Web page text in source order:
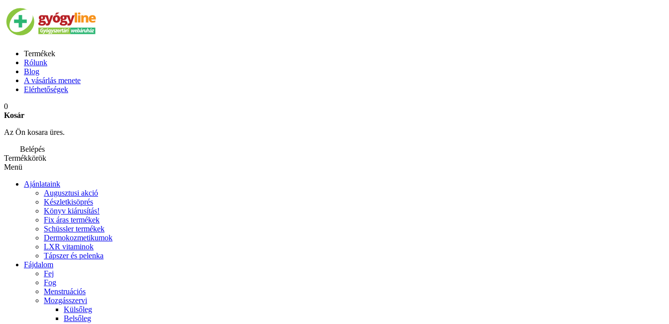
Termékek
Rólunk
Blog
A vásárlás menete
Elérhetőségek
0
Kosár
Az Ön kosara üres.
Belépés
Termékkörök
Menü
Ajánlataink
Augusztusi akció
Készletkisöprés
Könyv kiárusítás!
Fix áras termékek
Schüssler termékek
Dermokozmetikumok
LXR vitaminok
Tápszer és pelenka
Fájdalom
Fej
Fog
Menstruációs
Mozgásszervi
Külsőleg
Belsőleg